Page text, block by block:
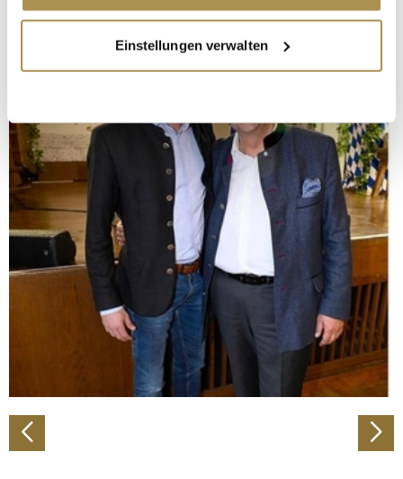
Informationen über Ihre geografische Lage
erfassen, welche bis auf einige Meter genau sein
bestimmten Merkmalen (Fingerprinting) identifizieren
Erfahren Sie mehr darüber, wie Ihre persönlichen Daten
verarbeitet werden, und legen Sie Ihre Präferenzen im
Abschnitt Einzelheiten fest.
Wir verwenden Cookies, um Inhalte und Anzeigen zu
personalisieren, Funktionen für soziale Medien anbieten
zu können und die Zugriffe auf unsere Website zu
analysieren. Außerdem geben wir Informationen zu Ihrer
Verwendung unserer Website an unsere Partner für
soziale Medien, Werbung und Analysen weiter. Unsere
Partner führen diese Informationen möglicherweise mit
haben oder die sie im Rahmen Ihrer Nutzung der Dienste
gesammelt haben.
Einstellungen verwalten